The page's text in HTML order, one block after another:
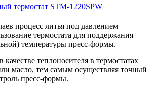
термостат STM-1220SPW
процесс литья под давлением
термостата для поддержания
температуры пресс-формы.
теплоносителя в термостатах
масло, тем самым осуществляя точный
пресс-формы.